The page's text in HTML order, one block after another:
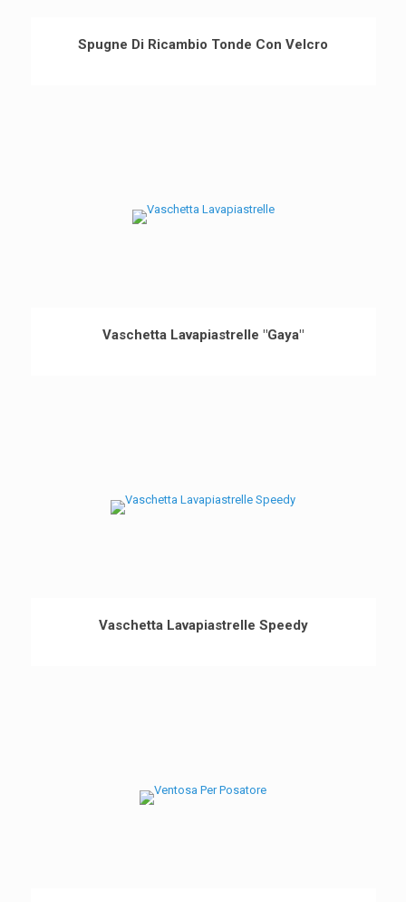
Spugne Di Ricambio Tonde Con Velcro
Vaschetta Lavapiastrelle "Gaya"
Vaschetta Lavapiastrelle Speedy